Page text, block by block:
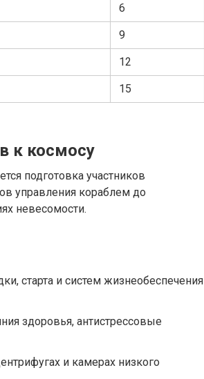
6
9
12
15
к космосу
подготовка участников
управления кораблем до
невесомости.
старта и систем жизнеобеспечения
здоровья, антистрессовые
и камерах низкого